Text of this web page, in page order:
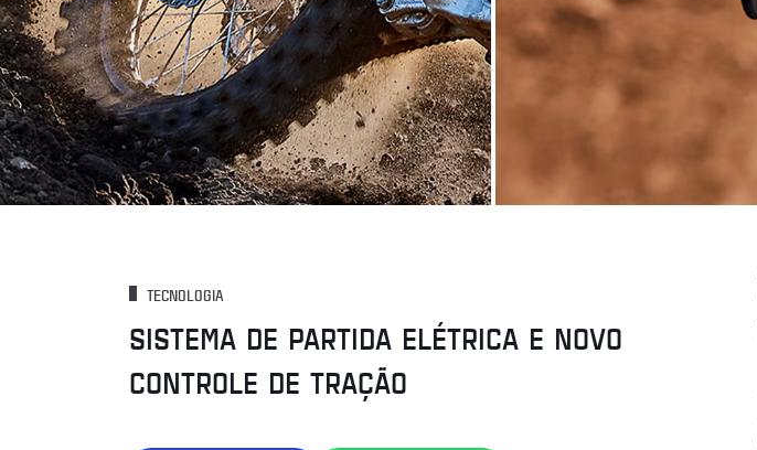
TECNOLOGIA
SISTEMA DE PARTIDA ELÉTRICA E NOVO
CONTROLE DE TRAÇÃO